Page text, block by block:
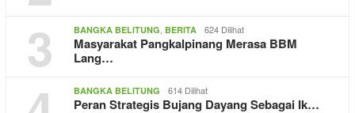
3 BANGKA BELITUNG BERITA 624 Dilihat
Masyarakat Pangkalpinang Merasa BBM
Lang…
BANGKA BELITUNG 614 Dilihat
Peran Strategis Bujang Dayang Sebagai Ik…